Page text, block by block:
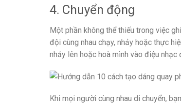
4. Chuyển động
Một phần không thể thiếu trong việc
đội cùng nhau chạy, nhảy hoặc thực
nhảy lên hoặc hoà mình vào điệu
Khi mọi người cùng nhau di chuyển,